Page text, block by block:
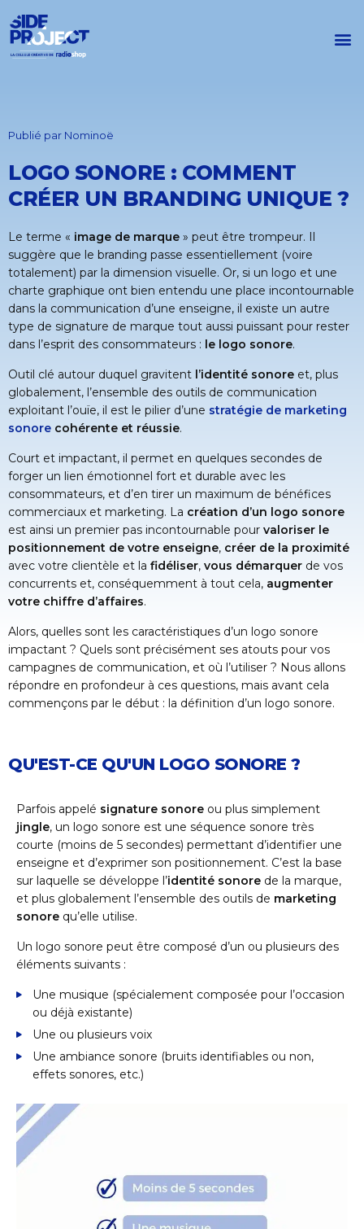
Publié par Nominoë
LOGO SONORE : COMMENT
CRÉER UN BRANDING UNIQUE ?
Le terme « image de marque » peut être trompeur. Il
suggère que le branding passe essentiellement (voire
totalement) par la dimension visuelle. Or, si un logo et une
charte graphique ont bien entendu une place incontournable
dans la communication d’une enseigne, il existe un autre
type de signature de marque tout aussi puissant pour rester
dans l’esprit des consommateurs : le logo sonore.
Outil clé autour duquel gravitent l’identité sonore et, plus
globalement, l’ensemble des outils de communication
exploitant l’ouïe, il est le pilier d’une stratégie de marketing
sonore cohérente et réussie.
Court et impactant, il permet en quelques secondes de
forger un lien émotionnel fort et durable avec les
consommateurs, et d’en tirer un maximum de bénéfices
commerciaux et marketing. La création d’un logo sonore
est ainsi un premier pas incontournable pour valoriser le
positionnement de votre enseigne, créer de la proximité
avec votre clientèle et la fidéliser, vous démarquer de vos
concurrents et, conséquemment à tout cela, augmenter
votre chiffre d’affaires.
Alors, quelles sont les caractéristiques d’un logo sonore
impactant ? Quels sont précisément ses atouts pour vos
campagnes de communication, et où l’utiliser ? Nous allons
répondre en profondeur à ces questions, mais avant cela
commençons par le début : la définition d’un logo sonore.
QU'EST-CE QU'UN LOGO SONORE ?
Parfois appelé signature sonore ou plus simplement
jingle, un logo sonore est une séquence sonore très
courte (moins de 5 secondes) permettant d’identifier une
enseigne et d’exprimer son positionnement. C’est la base
sur laquelle se développe l’identité sonore de la marque,
et plus globalement l’ensemble des outils de marketing
sonore qu’elle utilise.
Un logo sonore peut être composé d’un ou plusieurs des
éléments suivants :
Une musique (spécialement composée pour l’occasion
ou déjà existante)
Une ou plusieurs voix
Une ambiance sonore (bruits identifiables ou non,
effets sonores, etc.)